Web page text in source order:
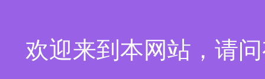
欢迎来到本网站，请